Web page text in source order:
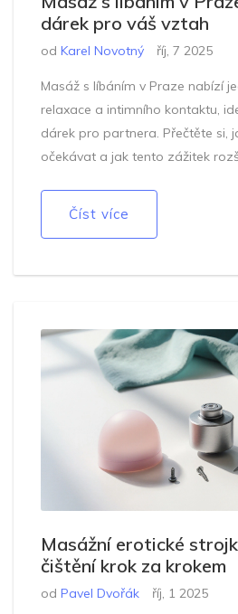
dárek pro váš vztah
od Karel Novotný říj, 7 2025
Masáž s líbáním v Praze nabízí
relaxace a intimního kontaktu,
dárek pro partnera. Přečtěte si,
očekávat a jak tento zážitek
Číst více
Masážní erotické
čištění krok za krokem
od Pavel Dvořák říj, 1 2025